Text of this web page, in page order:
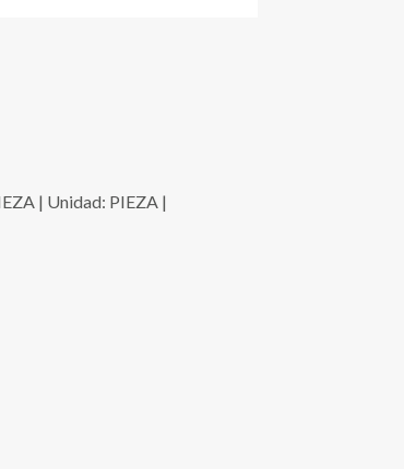
| Unidad: PIEZA |